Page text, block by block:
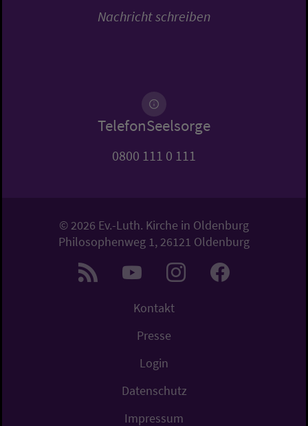
Nachricht schreiben
TelefonSeelsorge
0800 111 0 111
© 2026 Ev.-Luth. Kirche in Oldenburg
Philosophenweg 1, 26121 Oldenburg
Kontakt
Presse
Login
Datenschutz
Impressum